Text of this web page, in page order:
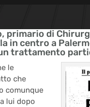
primario di
in centro a
trattamento
le
che
comunque
lui dopo